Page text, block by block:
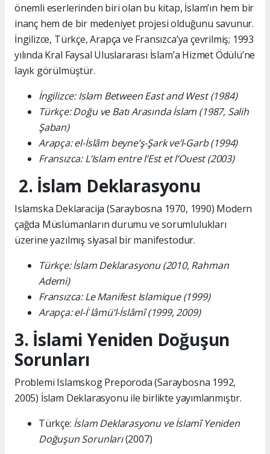
önemli eserlerinden biri olan bu kitap, İslam’ın hem bir
inanç hem de bir medeniyet projesi olduğunu savunur.
İngilizce, Türkçe, Arapça ve Fransızca’ya çevrilmiş; 1993
yılında Kral Faysal Uluslararası İslam’a Hizmet Ödülü’ne
layık görülmüştür.
İngilizce: Islam Between East and West (1984)
Türkçe: Doğu ve Batı Arasında İslam (1987, Salih
Şaban)
Arapça: el-İslâm beyne’ş-Şark ve’l-Garb (1994)
Fransızca: L’Islam entre l’Est et l’Ouest (2003)
2. İslam Deklarasyonu
Islamska Deklaracija (Saraybosna 1970, 1990) Modern
çağda Müslümanların durumu ve sorumlulukları
üzerine yazılmış siyasal bir manifestodur.
Türkçe: İslam Deklarasyonu (2010, Rahman
Ademi)
Fransızca: Le Manifest Islamique (1999)
Arapça: el-İʿlâmü’l-İslâmî (1999, 2009)
3. İslami Yeniden Doğuşun
Sorunları
Problemi Islamskog Preporoda (Saraybosna 1992,
2005) İslam Deklarasyonu ile birlikte yayımlanmıştır.
Türkçe: İslam Deklarasyonu ve İslamî Yeniden
Doğuşun Sorunları(2007)